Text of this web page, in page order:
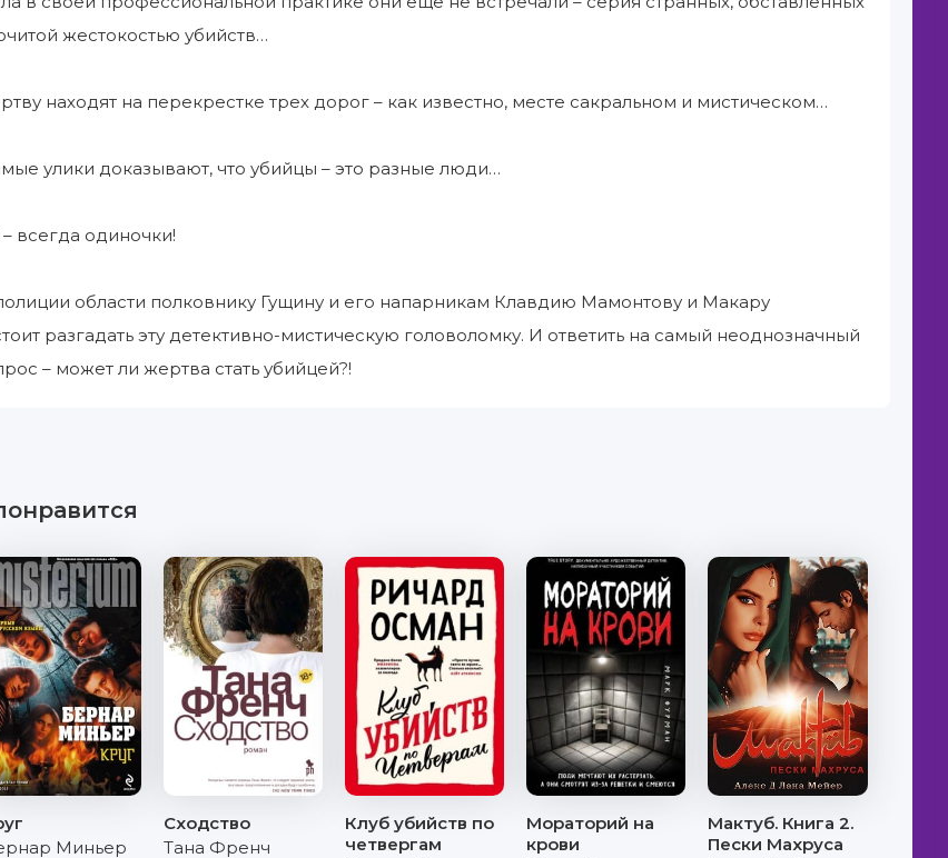
жестокостью убийств…
находят на перекрестке трех дорог – как известно, месте сакральном и мистическом…
улики доказывают, что убийцы – это разные люди…
всегда одиночки!
области полковнику Гущину и его напарникам Клавдию Мамонтову и Макару
разгадать эту детективно-мистическую головоломку. И ответить на самый неоднозначный
– может ли жертва стать убийцей?!
Миньер
Сходство
Тана Френч
Клуб убийств по
четвергам
Мораторий на
крови
Мактуб. Книга 2.
Пески Махруса